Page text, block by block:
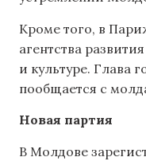
Кроме того, в
агентства
и культуре. Глава
пообщается с
Новая партия
В Молдове